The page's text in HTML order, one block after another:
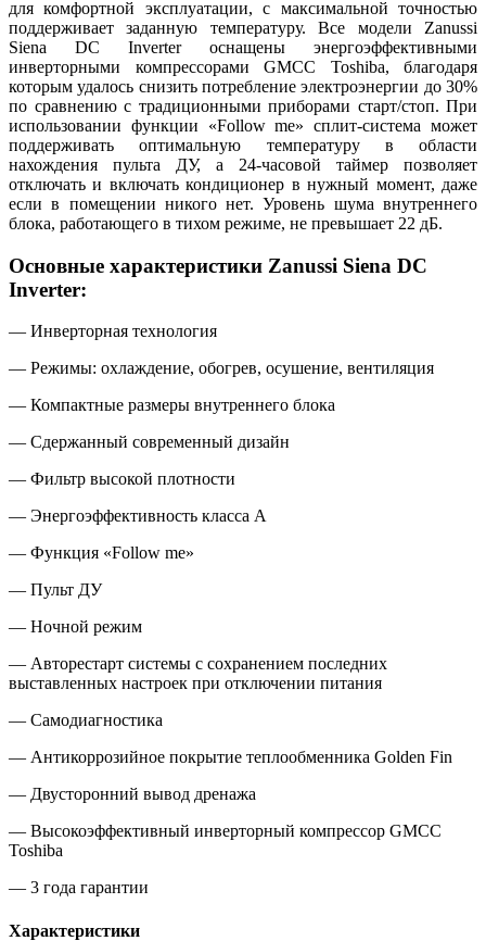
для комфортной эксплуатации, с максимальной точностью
поддерживает заданную температуру. Все модели Zanussi
Siena DC Inverter оснащены энергоэффективными
инверторными компрессорами GMCC Toshiba, благодаря
которым удалось снизить потребление электроэнергии до 30%
по сравнению с традиционными приборами старт/стоп. При
использовании функции «Follow me» сплит-система может
поддерживать оптимальную температуру в области
нахождения пульта ДУ, а 24-часовой таймер позволяет
отключать и включать кондиционер в нужный момент, даже
если в помещении никого нет. Уровень шума внутреннего
блока, работающего в тихом режиме, не превышает 22 дБ.
Основные характеристики Zanussi Siena DC
Inverter:
— Инверторная технология
— Режимы: охлаждение, обогрев, осушение, вентиляция
— Компактные размеры внутреннего блока
— Сдержанный современный дизайн
— Фильтр высокой плотности
— Энергоэффективность класса А
— Функция «Follow me»
— Пульт ДУ
— Ночной режим
— Авторестарт системы с сохранением последних
выставленных настроек при отключении питания
— Самодиагностика
— Антикоррозийное покрытие теплообменника Golden Fin
— Двусторонний вывод дренажа
— Высокоэффективный инверторный компрессор GMCC
Toshiba
— 3 года гарантии
Характеристики